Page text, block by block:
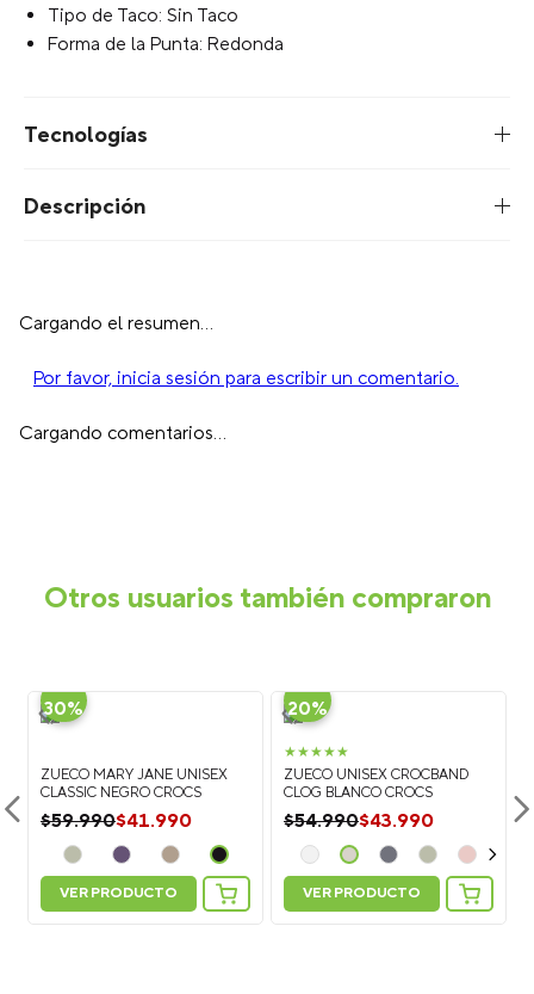
Tipo de Taco: Sin Taco
Forma de la Punta: Redonda
Tecnologías
Descripción
Cargando el resumen…
Por favor, inicia sesión para escribir un comentario.
Cargando comentarios…
Otros usuarios también compraron
-
30%
ZUECO MARY JANE UNISEX
CLASSIC NEGRO CROCS
$59.990$41.990
VER PRODUCTO
-
20%
★★★★★
ZUECO UNISEX CROCBAND
CLOG BLANCO CROCS
$54.990$43.990
VER PRODUCTO